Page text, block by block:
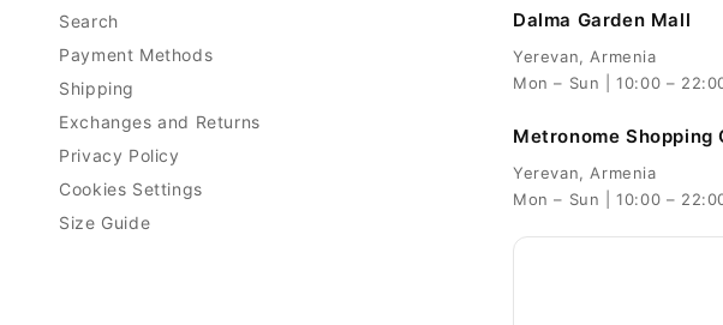
Search
Payment Methods
Shipping
Exchanges and Returns
Privacy Policy
Cookies Settings
Size Guide
Dalma Garden Mall
Yerevan, Armenia
Mon – Sun | 10:00 –
Metronome Shopping
Yerevan, Armenia
Mon – Sun | 10:00 –